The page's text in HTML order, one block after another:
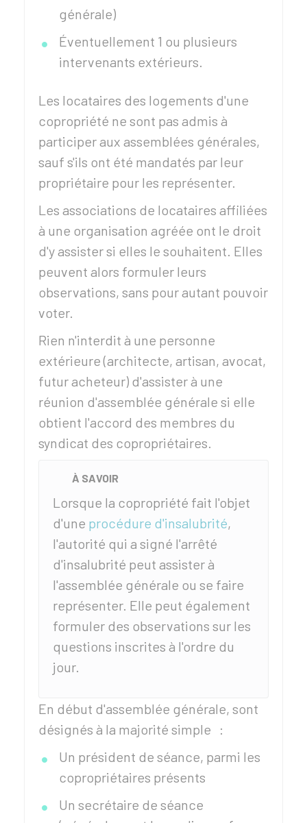
générale)
Éventuellement 1 ou plusieurs
intervenants extérieurs.
Les locataires des logements d'une
copropriété ne sont pas admis à
participer aux assemblées générales,
sauf s'ils ont été mandatés par leur
propriétaire pour les représenter.
Les associations de locataires affiliées
à une organisation agréée ont le droit
d'y assister si elles le souhaitent. Elles
peuvent alors formuler leurs
observations, sans pour autant pouvoir
voter.
Rien n'interdit à une personne
extérieure (architecte, artisan, avocat,
futur acheteur) d'assister à une
réunion d'assemblée générale si elle
obtient l'accord des membres du
syndicat des copropriétaires.
À SAVOIR
Lorsque la copropriété fait l'objet
d'une procédure d'insalubrité,
l'autorité qui a signé l'arrêté
d'insalubrité peut assister à
l'assemblée générale ou se faire
représenter. Elle peut également
formuler des observations sur les
questions inscrites à l'ordre du
jour.
En début d'assemblée générale, sont
désignés à la majorité simple :
Un président de séance, parmi les
copropriétaires présents
Un secrétaire de séance